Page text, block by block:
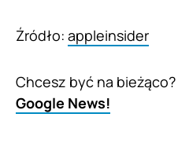
Źródło: appleinsider
Chcesz być na bieżąco?
Google News!